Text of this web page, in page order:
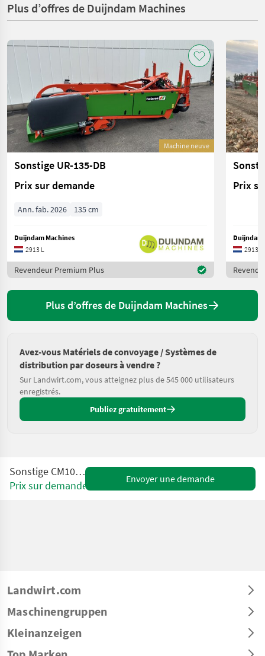
Plus d’offres de Duijndam Machines
Machine neuve
Sonstige UR-135-DB
Prix sur demande
Ann. fab. 2026 135 cm
Duijndam Machines
2913 L
Revendeur Premium Plus
Prix
Duijndam
2913 L
Plus d’offres de Duijndam Machines
Avez-vous Matériels de convoyage / Systèmes de
distribution par doseurs à vendre ?
Sur Landwirt.com, vous atteignez plus de 545 000 utilisateurs
enregistrés.
Publiez gratuitement
Sonstige CM100 Cocomill
Prix sur demande
Envoyer une demande
Landwirt.com
Maschinengruppen
Kleinanzeigen